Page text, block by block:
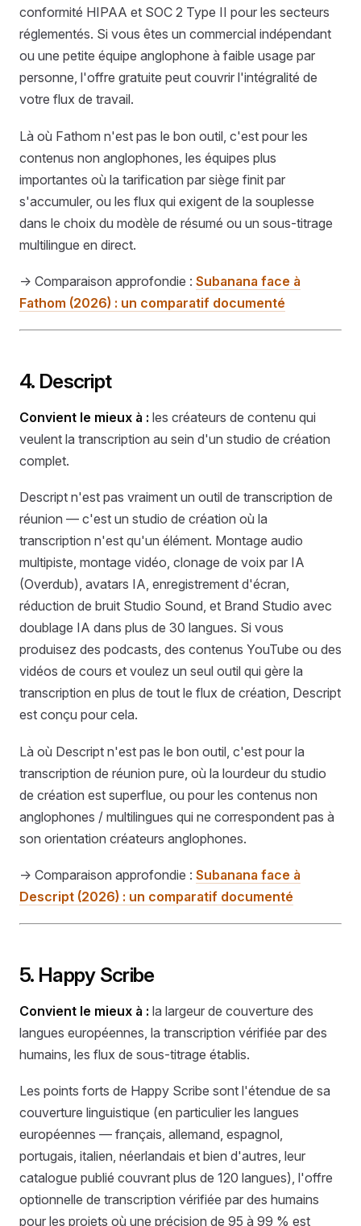
conformité HIPAA et SOC 2 Type II pour les secteurs
réglementés. Si vous êtes un commercial indépendant
ou une petite équipe anglophone à faible usage par
personne, l'offre gratuite peut couvrir l'intégralité de
votre flux de travail.
Là où Fathom n'est pas le bon outil, c'est pour les
contenus non anglophones, les équipes plus
importantes où la tarification par siège finit par
s'accumuler, ou les flux qui exigent de la souplesse
dans le choix du modèle de résumé ou un sous-titrage
multilingue en direct.
→ Comparaison approfondie : Subanana face à
Fathom (2026) : un comparatif documenté
4. Descript
Convient le mieux à : les créateurs de contenu qui
veulent la transcription au sein d'un studio de création
complet.
Descript n'est pas vraiment un outil de transcription de
réunion — c'est un studio de création où la
transcription n'est qu'un élément. Montage audio
multipiste, montage vidéo, clonage de voix par IA
(Overdub), avatars IA, enregistrement d'écran,
réduction de bruit Studio Sound, et Brand Studio avec
doublage IA dans plus de 30 langues. Si vous
produisez des podcasts, des contenus YouTube ou des
vidéos de cours et voulez un seul outil qui gère la
transcription en plus de tout le flux de création, Descript
est conçu pour cela.
Là où Descript n'est pas le bon outil, c'est pour la
transcription de réunion pure, où la lourdeur du studio
de création est superflue, ou pour les contenus non
anglophones / multilingues qui ne correspondent pas à
son orientation créateurs anglophones.
→ Comparaison approfondie : Subanana face à
Descript (2026) : un comparatif documenté
5. Happy Scribe
Convient le mieux à : la largeur de couverture des
langues européennes, la transcription vérifiée par des
humains, les flux de sous-titrage établis.
Les points forts de Happy Scribe sont l'étendue de sa
couverture linguistique (en particulier les langues
européennes — français, allemand, espagnol,
portugais, italien, néerlandais et bien d'autres, leur
catalogue publié couvrant plus de 120 langues), l'offre
optionnelle de transcription vérifiée par des humains
pour les projets où une précision de 95 à 99 % est